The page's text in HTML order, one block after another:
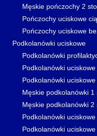
Męskie pończochy 2
Pończochy uciskowe
Pończochy uciskowe
Podkolanówki uciskowe
Podkolanówki
Podkolanówki
Podkolanówki
Męskie podkolanówki 1
Męskie podkolanówki 2
Podkolanówki
Podkolanówki